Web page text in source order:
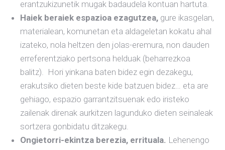
erantzukizunetik mugak badaudela kontuan hartuta.
Haiek beraiek espazioa ezagutzea, gure ikasgelan,
materialean, komunetan eta aldageletan kokatu ahal
izateko, nola heltzen den jolas-eremura, non dauden
erreferentziako pertsona helduak (beharrezkoa
balitz). Hori yinkana baten bidez egin dezakegu,
erakutsiko dieten beste kide batzuen bidez… eta are
gehiago, espazio garrantzitsuenak edo iristeko
zailenak direnak aurkitzen lagunduko dieten seinaleak
sortzera gonbidatu ditzakegu.
Ongietorri-ekintza berezia, errituala. Lehenengo